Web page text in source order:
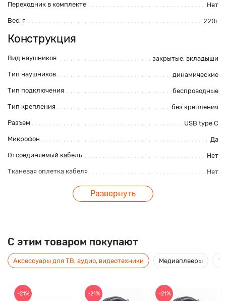
Переходник в комплекте Нет
Вес, г 220г
Конструкция
Вид наушников закрытые, вкладыши
Тип наушников динамические
Тип подключения беспроводные
Тип крепления без крепления
Разъем USB type C
Микрофон Да
Отсоединяемый кабель Нет
Тканевая оплетка кабеля Нет
Основные характеристики
Импеданс, Ом 32Ом
Максимум диапазона частоты, Гц
Развернуть
C этим товаром покупают
Аксессуары для ТВ, аудио, видеотехники Медиаплееры
-21% -21% -21%